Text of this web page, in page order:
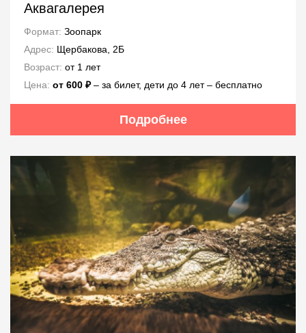
Аквагалерея
Формат: Зоопарк
Адрес: Щербакова, 2Б
Возраст: от 1 лет
Цена: от 600 ₽– за билет, дети до 4 лет – бесплатно
Подробнее